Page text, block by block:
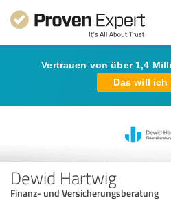
Vertrauen von über 1,4
Das will ich
Dewid Hartwig
Finanz- und Versicherungsberatung